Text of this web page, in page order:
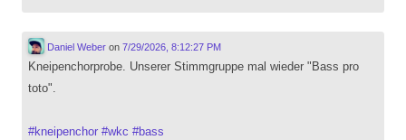
Daniel Weberon 7/29/2026, 8:12:27 PM
Kneipenchorprobe. Unserer Stimmgruppe mal wieder "Bass pro
toto".
#kneipenchor #wkc #bass